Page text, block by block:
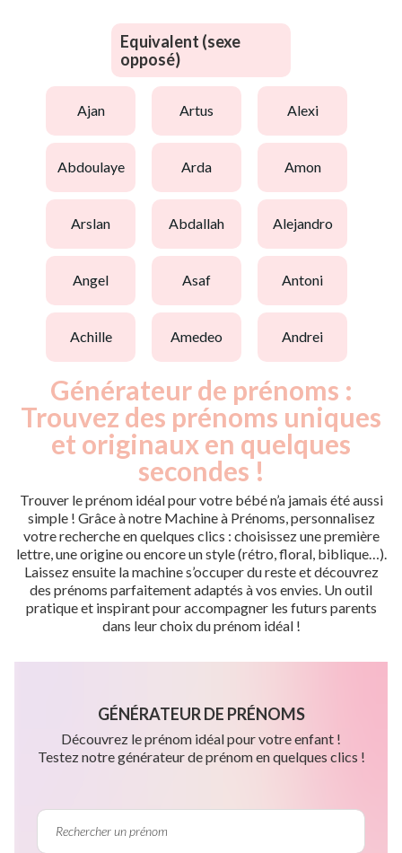
Equivalent (sexe
opposé)
ajan artus alexi
abdoulaye arda amon
arslan abdallah alejandro
angel asaf antoni
achille amedeo andrei
Générateur de prénoms :
Trouvez des prénoms uniques
et originaux en quelques
secondes !
Trouver le prénom idéal pour votre bébé n’a jamais été aussi
simple ! Grâce à notre Machine à Prénoms, personnalisez
votre recherche en quelques clics : choisissez une première
lettre, une origine ou encore un style (rétro, floral, biblique…).
Laissez ensuite la machine s’occuper du reste et découvrez
des prénoms parfaitement adaptés à vos envies. Un outil
pratique et inspirant pour accompagner les futurs parents
dans leur choix du prénom idéal !
GÉNÉRATEUR DE PRÉNOMS
Découvrez le prénom idéal pour votre enfant !
Testez notre générateur de prénom en quelques clics !